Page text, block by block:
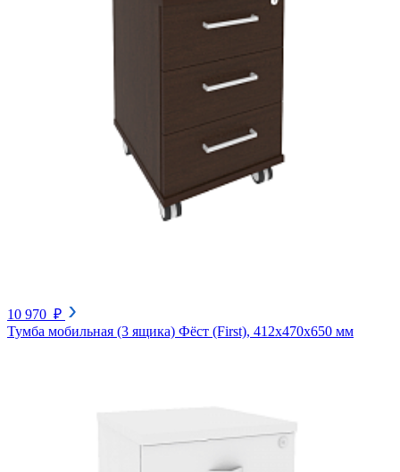
10 970 ₽
Тумба мобильная (3 ящика) Фёст (First), 412х470х650 мм